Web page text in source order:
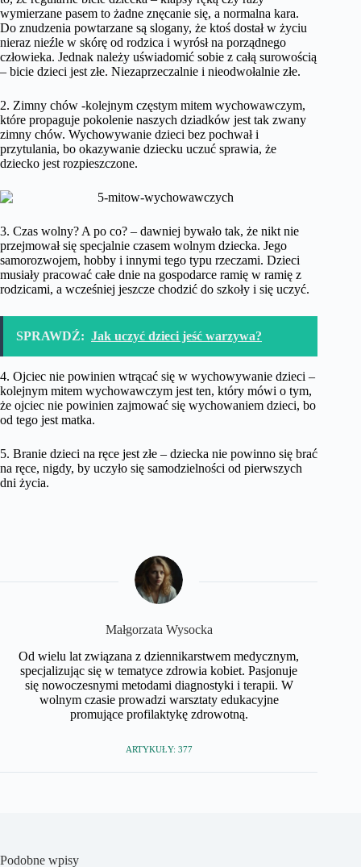
wymierzane pasem to żadne znęcanie się, a normalna kara.
Do znudzenia powtarzane są slogany, że ktoś dostał w życiu
nieraz nieźle w skórę od rodzica i wyrósł na porządnego
człowieka. Jednak należy uświadomić sobie z całą surowością
– bicie dzieci jest złe. Niezaprzeczalnie i nieodwołalnie złe.
2. Zimny chów -kolejnym częstym mitem wychowawczym,
które propaguje pokolenie naszych dziadków jest tak zwany
zimny chów. Wychowywanie dzieci bez pochwał i
przytulania, bo okazywanie dziecku uczuć sprawia, że
dziecko jest rozpieszczone.
3. Czas wolny? A po co? – dawniej bywało tak, że nikt nie
przejmował się specjalnie czasem wolnym dziecka. Jego
samorozwojem, hobby i innymi tego typu rzeczami. Dzieci
musiały pracować całe dnie na gospodarce ramię w ramię z
rodzicami, a wcześniej jeszcze chodzić do szkoły i się uczyć.
SPRAWDŹ: Jak uczyć dzieci jeść warzywa?
4. Ojciec nie powinien wtrącać się w wychowywanie dzieci –
kolejnym mitem wychowawczym jest ten, który mówi o tym,
że ojciec nie powinien zajmować się wychowaniem dzieci, bo
od tego jest matka.
5. Branie dzieci na ręce jest złe – dziecka nie powinno się brać
na ręce, nigdy, by uczyło się samodzielności od pierwszych
dni życia.
Małgorzata Wysocka
Od wielu lat związana z dziennikarstwem medycznym,
specjalizując się w tematyce zdrowia kobiet. Pasjonuje
się nowoczesnymi metodami diagnostyki i terapii. W
wolnym czasie prowadzi warsztaty edukacyjne
promujące profilaktykę zdrowotną.
ARTYKUŁY: 377
Podobne wpisy